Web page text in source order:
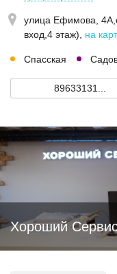
улица Ефимова,
вход,4 этаж)
на
Спасская
89633131...
Хороший